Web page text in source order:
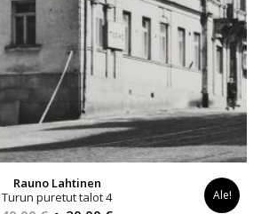
Rauno Lahtinen
Turun puretut talot 4
Ale!